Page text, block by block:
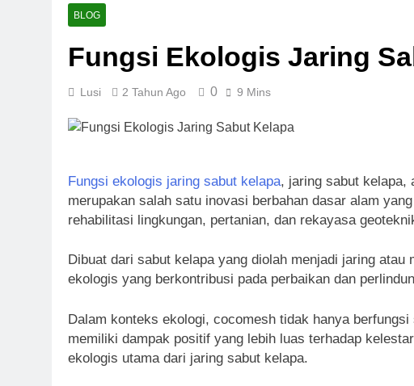
BLOG
Fungsi Ekologis Jaring
Lusi 2 Tahun Ago 0 9 Mins
Fungsi ekologis jaring sabut kelapa, jaring sabut kelapa,
merupakan salah satu inovasi berbahan dasar alam
rehabilitasi lingkungan, pertanian, dan rekayasa
Dibuat dari sabut kelapa yang diolah menjadi jaring
ekologis yang berkontribusi pada perbaikan dan
Dalam konteks ekologi, cocomesh tidak hanya
memiliki dampak positif yang lebih luas terhadap
ekologis utama dari jaring sabut kelapa.